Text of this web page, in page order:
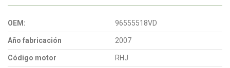
OEM: 96555518VD
Año fabricación 2007
Código motor RHJ